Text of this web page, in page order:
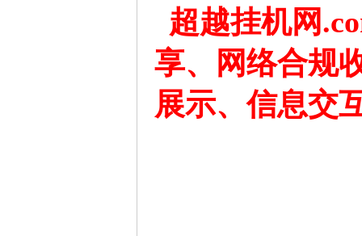
超越挂机网
享、网络合规
展示、信息交